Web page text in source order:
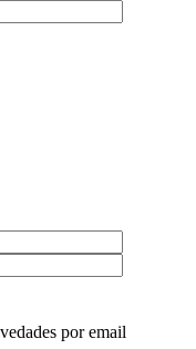
por email